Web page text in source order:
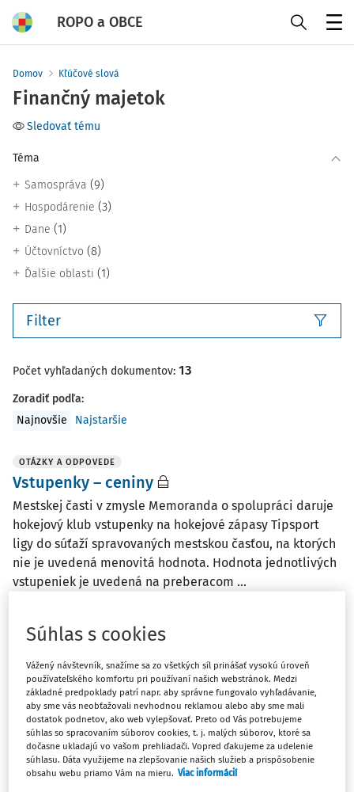
ROPO a OBCE
Domov Kľúčové slová
Finančný majetok
Sledovať tému
Téma
Samospráva (9)
Hospodárenie (3)
Dane (1)
Účtovníctvo (8)
Ďalšie oblasti (1)
Filter
Počet vyhľadaných dokumentov: 13
Zoradiť podľa:
Najnovšie
Najstaršie
OTÁZKY A ODPOVEDE
Vstupenky – ceniny
Mestskej časti v zmysle Memoranda o spolupráci daruje
hokejový klub vstupenky na hokejové zápasy Tipsport
ligy do súťaží spravovaných mestskou časťou, na ktorých
nie je uvedená menovitá hodnota. Hodnota jednotlivých
vstupeniek je uvedená na preberacom ...
Vydané:23. 2. 2026 / 1 minúta čítania
OTÁZKY A ODPOVEDE
Výplata dividend materskej spoločnosti
Materská spoločnosť ALFA s. r. o. zo Slovenska vlastní
väčšinový podiel v slovenskej dcérskej spoločnosti BETA
s. r. o. Dcérska spoločnosť BETA s. r. o. dosiahla za
zdaňovacie obdobie 2021 zisk, ktorý sa rozhodla v
Súhlas s cookies
Vážený návštevník, snažíme sa zo všetkých síl prinášať vysokú úroveň
používateľského komfortu pri používaní našich webstránok. Medzi
základné predpoklady patrí napr. aby správne fungovalo vyhľadávanie,
aby sme vás neobťažovali nevhodnou reklamou alebo aby sme mali
dostatok podnetov, ako web vylepšovať. Preto od Vás potrebujeme
súhlas so spracovaním súborov cookies, t. j. malých súborov, ktoré sa
dočasne ukladajú vo vašom prehliadači. Vopred ďakujeme za udelenie
súhlasu. Dáta využijeme na zlepšovanie našich služieb a prispôsobenie
obsahu webu priamo Vám na mieru. Viac informácií